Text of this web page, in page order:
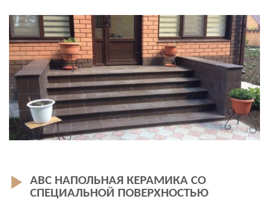
ABC НАПОЛЬНАЯ КЕРАМИКА СО
СПЕЦИАЛЬНОЙ ПОВЕРХНОСТЬЮ